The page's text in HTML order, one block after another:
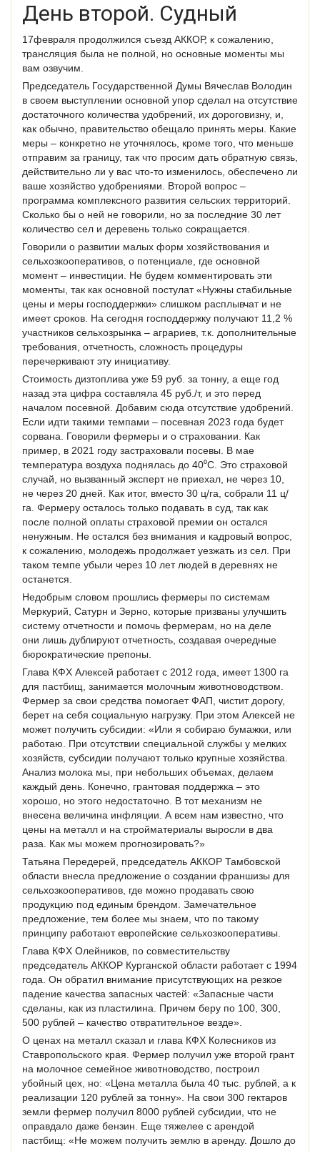
День второй. Судный
17февраля продолжился съезд АККОР, к сожалению,
трансляция была не полной, но основные моменты мы
вам озвучим.
Председатель Государственной Думы Вячеслав Володин
в своем выступлении основной упор сделал на отсутствие
достаточного количества удобрений, их дороговизну, и,
как обычно, правительство обещало принять меры. Какие
меры – конкретно не уточнялось, кроме того, что меньше
отправим за границу, так что просим дать обратную связь,
действительно ли у вас что-то изменилось, обеспечено ли
ваше хозяйство удобрениями. Второй вопрос –
программа комплексного развития сельских территорий.
Сколько бы о ней не говорили, но за последние 30 лет
количество сел и деревень только сокращается.
Говорили о развитии малых форм хозяйствования и
сельхозкооперативов, о потенциале, где основной
момент – инвестиции. Не будем комментировать эти
моменты, так как основной постулат «Нужны стабильные
цены и меры господдержки» слишком расплывчат и не
имеет сроков. На сегодня господдержку получают 11,2 %
участников сельхозрынка – аграриев, т.к. дополнительные
требования, отчетность, сложность процедуры
перечеркивают эту инициативу.
Стоимость дизтоплива уже 59 руб. за тонну, а еще год
назад эта цифра составляла 45 руб./т, и это перед
началом посевной. Добавим сюда отсутствие удобрений.
Если идти такими темпами – посевная 2023 года будет
сорвана. Говорили фермеры и о страховании. Как
пример, в 2021 году застраховали посевы. В мае
температура воздуха поднялась до 40⁰С. Это страховой
случай, но вызванный эксперт не приехал, не через 10,
не через 20 дней. Как итог, вместо 30 ц/га, собрали 11 ц/
га. Фермеру осталось только подавать в суд, так как
после полной оплаты страховой премии он остался
ненужным. Не остался без внимания и кадровый вопрос,
к сожалению, молодежь продолжает уезжать из сел. При
таком темпе убыли через 10 лет людей в деревнях не
останется.
Недобрым словом прошлись фермеры по системам
Меркурий, Сатурн и Зерно, которые призваны улучшить
систему отчетности и помочь фермерам, но на деле
они лишь дублируют отчетность, создавая очередные
бюрократические препоны.
Глава КФХ Алексей работает с 2012 года, имеет 1300 га
для пастбищ, занимается молочным животноводством.
Фермер за свои средства помогает ФАП, чистит дорогу,
берет на себя социальную нагрузку. При этом Алексей не
может получить субсидии: «Или я собираю бумажки, или
работаю. При отсутствии специальной службы у мелких
хозяйств, субсидии получают только крупные хозяйства.
Анализ молока мы, при небольших объемах, делаем
каждый день. Конечно, грантовая поддержка – это
хорошо, но этого недостаточно. В тот механизм не
внесена величина инфляции. А всем нам известно, что
цены на металл и на стройматериалы выросли в два
раза. Как мы можем прогнозировать?»
Татьяна Передерей, председатель АККОР Тамбовской
области внесла предложение о создании франшизы для
сельхозкооперативов, где можно продавать свою
продукцию под единым брендом. Замечательное
предложение, тем более мы знаем, что по такому
принципу работают европейские сельхозкооперативы.
Глава КФХ Олейников, по совместительству
председатель АККОР Курганской области работает с 1994
года. Он обратил внимание присутствующих на резкое
падение качества запасных частей: «Запасные части
сделаны, как из пластилина. Причем беру по 100, 300,
500 рублей – качество отвратительное везде».
О ценах на металл сказал и глава КФХ Колесников из
Ставропольского края. Фермер получил уже второй грант
на молочное семейное животноводство, построил
убойный цех, но: «Цена металла была 40 тыс. рублей, а к
реализации 120 рублей за тонну». На свои 300 гектаров
земли фермер получил 8000 рублей субсидии, что не
оправдало даже бензин. Еще тяжелее с арендой
пастбищ: «Не можем получить землю в аренду. Дошло до